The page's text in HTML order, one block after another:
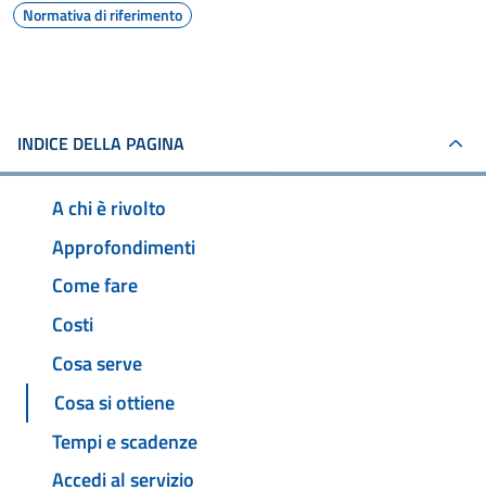
Normativa di riferimento
INDICE DELLA PAGINA
A chi è rivolto
Approfondimenti
Come fare
Costi
Cosa serve
Cosa si ottiene
Tempi e scadenze
Accedi al servizio